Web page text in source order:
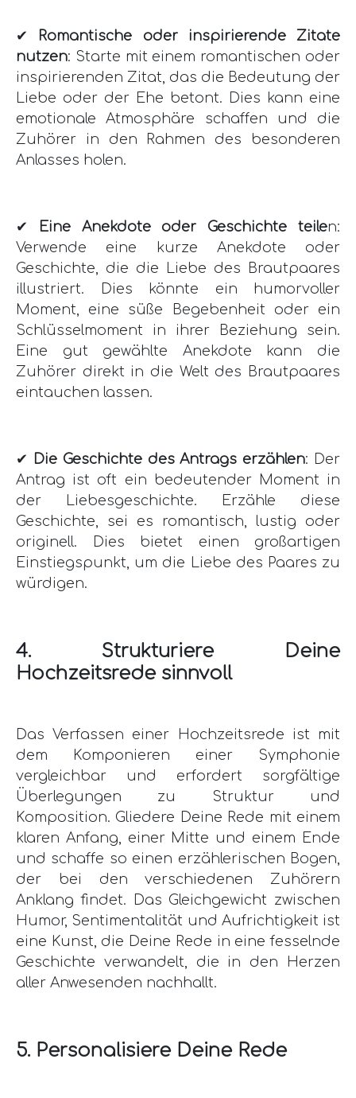
✔
Romantische oder inspirierende Zitate
nutzen: Starte mit einem romantischen oder
inspirierenden Zitat, das die Bedeutung der
Liebe oder der Ehe betont. Dies kann eine
emotionale Atmosphäre schaffen und die
Zuhörer in den Rahmen des besonderen
Anlasses holen.
✔ Eine Anekdote oder Geschichte teilen:
Verwende eine kurze Anekdote oder
Geschichte, die die Liebe des Brautpaares
illustriert. Dies könnte ein humorvoller
Moment, eine süße Begebenheit oder ein
Schlüsselmoment in ihrer Beziehung sein.
Eine gut gewählte Anekdote kann die
Zuhörer direkt in die Welt des Brautpaares
eintauchen lassen.
✔ Die Geschichte des Antrags erzählen: Der
Antrag ist oft ein bedeutender Moment in
der Liebesgeschichte. Erzähle diese
Geschichte, sei es romantisch, lustig oder
originell. Dies bietet einen großartigen
Einstiegspunkt, um die Liebe des Paares zu
würdigen.
4. Strukturiere Deine
Hochzeitsrede sinnvoll
Das Verfassen einer Hochzeitsrede ist mit
dem Komponieren einer Symphonie
vergleichbar und erfordert sorgfältige
Überlegungen zu Struktur und
Komposition. Gliedere Deine Rede mit einem
klaren Anfang, einer Mitte und einem Ende
und schaffe so einen erzählerischen Bogen,
der bei den verschiedenen Zuhörern
Anklang findet. Das Gleichgewicht zwischen
Humor, Sentimentalität und Aufrichtigkeit ist
eine Kunst, die Deine Rede in eine fesselnde
Geschichte verwandelt, die in den Herzen
aller Anwesenden nachhallt.
5. Personalisiere Deine Rede